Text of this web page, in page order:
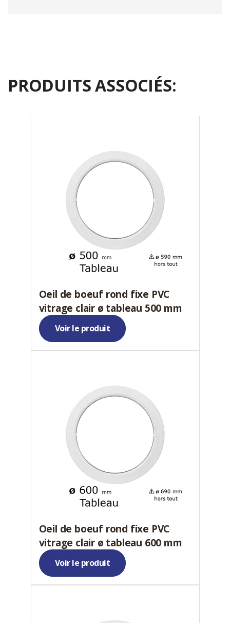
PRODUITS ASSOCIÉS:
Oeil de boeuf rond fixe PVC
vitrage clair ø tableau 500 mm
Voir le produit
Oeil de boeuf rond fixe PVC
vitrage clair ø tableau 600 mm
Voir le produit